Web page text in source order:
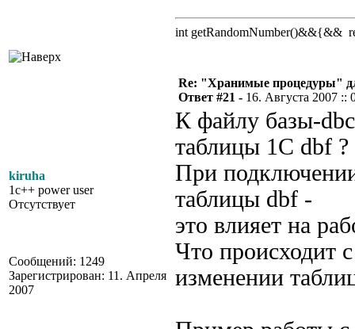
int getRandomNumber()&&{&&
kiruha
1c++ power user
Отсутствует
Сообщений: 1249
Зарегистрирован: 11. Апреля
2007
Re: "Хранимые процедуры"
Ответ #21 - 16. Августа 2007 ::
К файлу базы-
таблицы 1С dbf ?
При
таблицы dbf -
это влияет на
Что происходит
изменении